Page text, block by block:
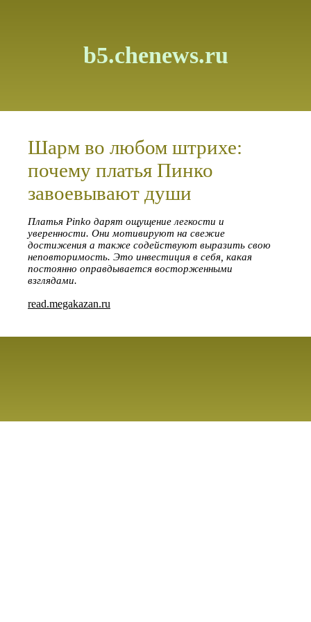
b5.chenews.ru
Шарм во любом штрихе:
почему платья Пинко
завоевывают души
Платья Pinko дарят ощущение легкости и
уверенности. Они мотивируют на свежие
достижения а также содействуют выразить свою
неповторимость. Это инвестиция в себя, какая
постоянно оправдывается восторженными
взглядами.
read.megakazan.ru